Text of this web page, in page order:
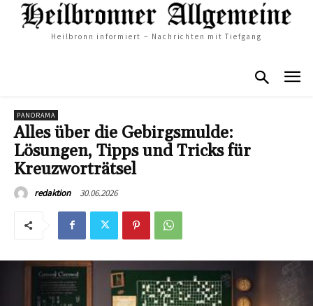
Heilbronn informiert – Nachrichten mit Tiefgang
PANORAMA
Alles über die Gebirgsmulde:
Lösungen, Tipps und Tricks für
Kreuzworträtsel
redaktion 30.06.2026